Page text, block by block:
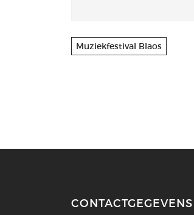
Muziekfestival Blaos
CONTACTGEGEVENS